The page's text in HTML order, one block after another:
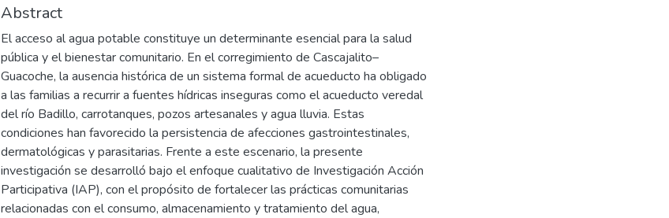
Abstract
El acceso al agua potable constituye un determinante esencial para la salud
pública y el bienestar comunitario. En el corregimiento de Cascajalito–
Guacoche, la ausencia histórica de un sistema formal de acueducto ha obligado
a las familias a recurrir a fuentes hídricas inseguras como el acueducto veredal
del río Badillo, carrotanques, pozos artesanales y agua lluvia. Estas
condiciones han favorecido la persistencia de afecciones gastrointestinales,
dermatológicas y parasitarias. Frente a este escenario, la presente
investigación se desarrolló bajo el enfoque cualitativo de Investigación Acción
Participativa (IAP), con el propósito de fortalecer las prácticas comunitarias
relacionadas con el consumo, almacenamiento y tratamiento del agua,